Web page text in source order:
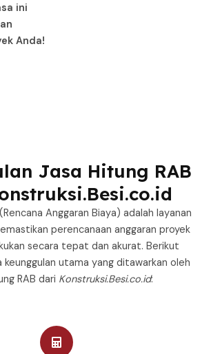
ini
Anda!
Jasa Hitung RAB
Anggaran Biaya) adalah layanan
perencanaan anggaran proyek
secara tepat dan akurat. Berikut
keunggulan utama yang ditawarkan oleh
RAB dari Konstruksi.Besi.co.id: